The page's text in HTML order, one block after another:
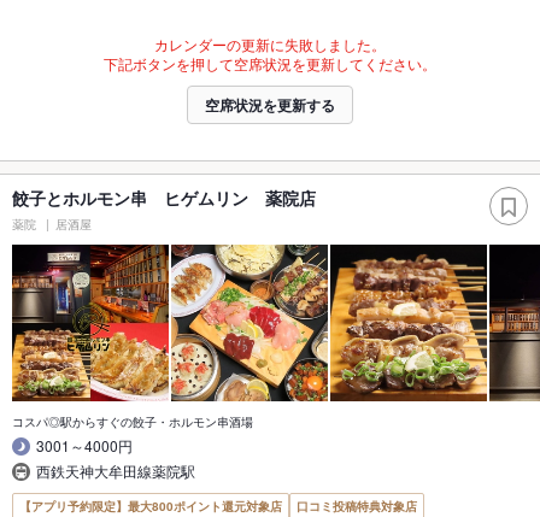
カレンダーの更新に失敗しました。
下記ボタンを押して空席状況を更新してください。
空席状況を更新する
餃子とホルモン串 ヒゲムリン 薬院店
薬院 居酒屋
コスパ◎駅からすぐの餃子・ホルモン串酒場
3001～4000円
西鉄天神大牟田線薬院駅
【アプリ予約限定】最大800ポイント還元対象店
口コミ投稿特典対象店